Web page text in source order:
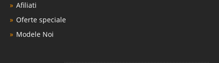
Afiliati
Oferte speciale
Modele Noi